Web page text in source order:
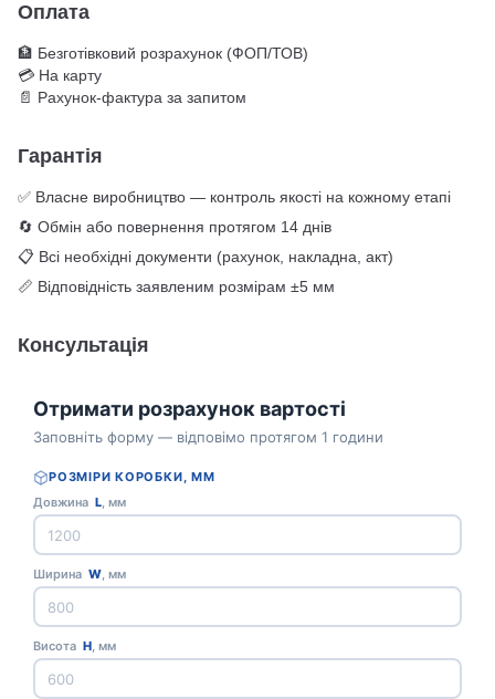
Оплата
🏦 Безготівковий розрахунок (ФОП/ТОВ)
💳 На карту
📄 Рахунок-фактура за запитом
Гарантія
✅ Власне виробництво — контроль якості на кожному етапі
🔄 Обмін або повернення протягом 14 днів
📋 Всі необхідні документи (рахунок, накладна, акт)
📏 Відповідність заявленим розмірам ±5 мм
Консультація
Отримати розрахунок вартості
Заповніть форму — відповімо протягом 1 години
РОЗМІРИ КОРОБКИ, ММ
Довжина L, мм
Ширина W, мм
Висота H, мм